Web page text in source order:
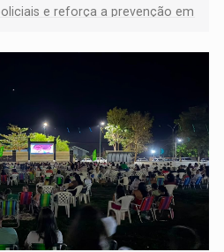
e reforça a prevenção em